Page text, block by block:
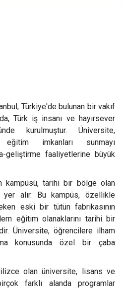
Türkiye'de bulunan bir vakıf
Türk iş insanı ve hayırsever
kurulmuştur. Üniversite,
imkanları sunmayı
geliştirme faaliyetlerine büyük
kampüsü, tarihi bir bölge olan
yer alır. Bu kampüs, özellikle
eski bir tütün fabrikasının
eğitim olanaklarını tarihi bir
Üniversite, öğrencilere ilham
konusunda özel bir çaba
olan üniversite, lisans ve
farklı alanda programlar